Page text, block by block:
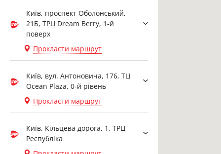
Київ, проспект Оболонський,
21Б, ТРЦ Dream Berry, 1-й
поверх
Прокласти маршрут
Київ, вул. Антоновича, 176, ТЦ
Ocean Plaza, 0-й рівень
Прокласти маршрут
Київ, Кільцева дорога, 1, ТРЦ
Республіка